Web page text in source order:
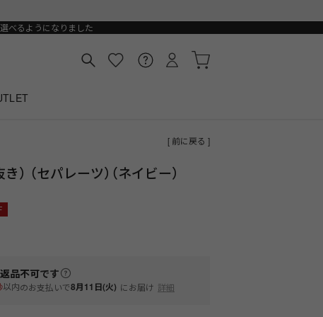
べるようになりました
[ 前に戻る ]
） （セパレーツ）（ネイビー）
品不可です
以内のお支払いで8月11日(火) にお届け 詳細